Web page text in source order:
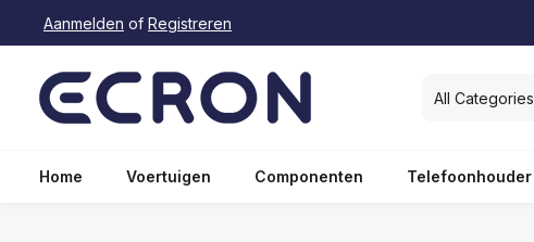
Ga naar de hoofdnavigatie
Aanmelden of Registreren
All Categories
Home Voertuigen Componenten Telefoonhouder